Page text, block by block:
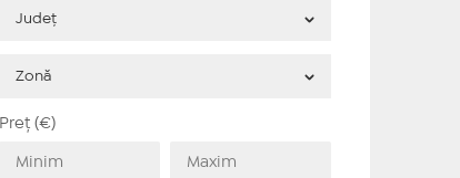
Preț (€)